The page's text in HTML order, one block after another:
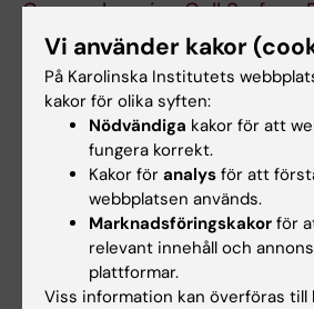
Comprehensive Cell Surface
Identifies Specific Markers of
and Primed Pluripotent States
Amanda J. Collier, Sarita P.
Schell, Peter Chovanec, Alvaro
Sophie Petropoulos, Anne E.
Walker, Iyadh Douagi, Fredrik
Rugg-Gunn
Cell Stem Cell, online 23
10.1016/j.stem.2017.02.014
Vi använder kakor
På Karolinska Institutets
kakor för olika syften:
Nödvändiga kakor för att
fungera korrekt.
Kakor för analys för att
webbplatsen används.
Marknadsföringskakor för
relevant innehåll och
plattformar.
Viss information kan överföras till